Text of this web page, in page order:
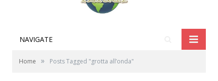
NAVIGATE
Home » Posts Tagged "grotta all’onda"